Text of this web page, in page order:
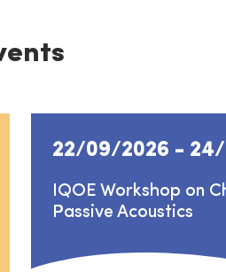
22/09/2026 -
IQOE Workshop on
Passive Acoustics